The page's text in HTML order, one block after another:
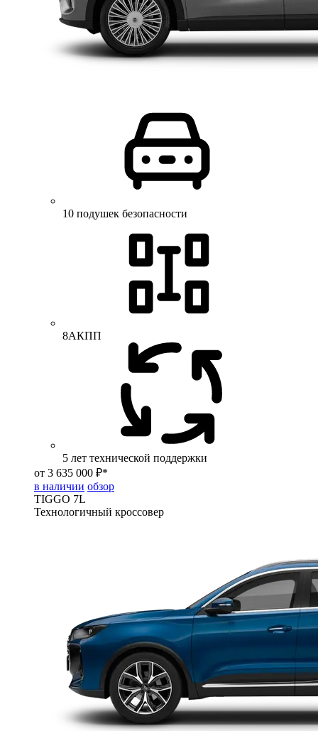
10 подушек безопасности
8АКПП
5 лет технической поддержки
от 3 635 000 ₽*
в наличии обзор
TIGGO 7L
Технологичный кроссовер